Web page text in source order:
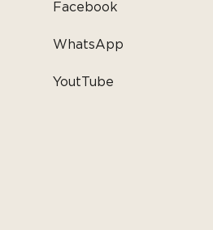
Facebook
WhatsApp
YoutTube